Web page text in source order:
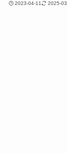
2023-04-11 2025-